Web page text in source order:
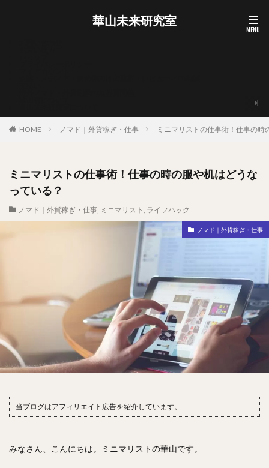
華山未来研究室
HOME ノマド｜外貨稼ぎ・仕事 ミニマリストの仕事術！仕事の
ミニマリストの仕事術！仕事の時の服や机はどうな
っている？
ノマド｜外貨稼ぎ・仕事, ミニマリスト , ライフハック
ノマド｜外貨稼ぎ・仕事
当ブログはアフィリエイト広告を紹介しています。
みなさん、こんにちは。ミニマリストの華山です。